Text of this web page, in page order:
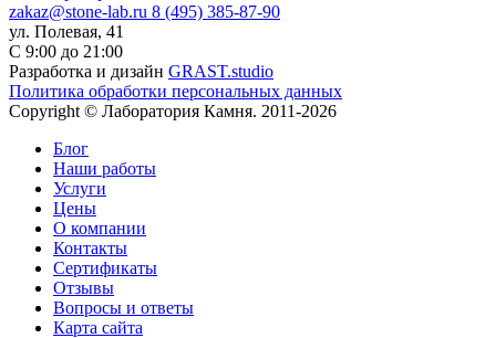
zakaz@stone-lab.ru 8 (495) 385-87-90
ул. Полевая, 41
С 9:00 до 21:00
Разработка и дизайн GRAST.studio
Политика обработки персональных данных
Copyright © Лаборатория Камня. 2011-2026
Блог
Наши работы
Услуги
Цены
О компании
Контакты
Cертификаты
Отзывы
Вопросы и ответы
Карта сайта